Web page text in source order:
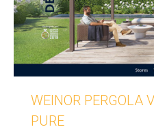
WEINOR PERGOLA
PURE